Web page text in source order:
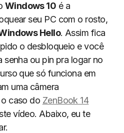
Windows 10 é a
seu PC com o rosto,
Hello. Assim fica
o desbloqueio e você
senha ou pin pra logar no
que só funciona em
uma câmera
caso do ZenBook 14
vídeo. Abaixo, eu te